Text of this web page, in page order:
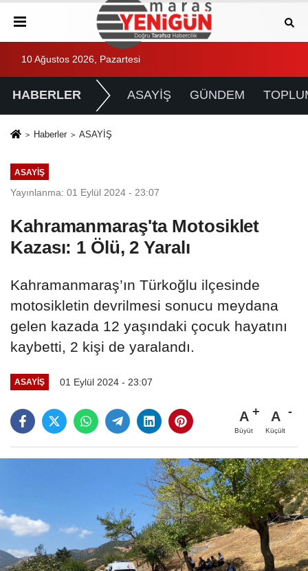
10 Ağustos 2026, Pazartesi
HABERLER ASAYİŞ GÜNDEM
Haberler ASAYİŞ
ASAYİŞ
Yayınlanma: 01 Eylül 2024 - 23:07
Kahramanmaraş'ta Motosiklet
Kazası: 1 Ölü, 2 Yaralı
Kahramanmaraş’ın Türkoğlu ilçesinde
motosikletin devrilmesi sonucu meydana
gelen kazada 12 yaşındaki çocuk hayatını
kaybetti, 2 kişi de yaralandı.
ASAYİŞ 01 Eylül 2024 - 23:07
A
Büyüt
A
Küçült